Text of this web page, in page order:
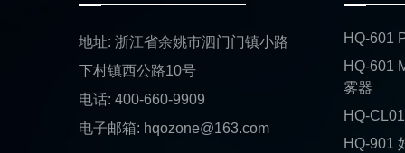
地址: 浙江省余姚市泗门门镇小路
下村镇西公路10号
电话: 400-660-9909
电子邮箱: hqozone@163.com
HQ-601
HQ-601
雾器
HQ-
HQ-901